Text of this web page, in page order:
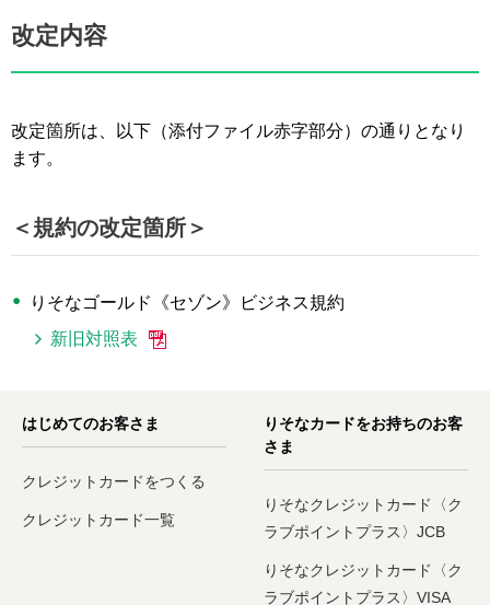
改定内容
改定箇所は、以下（添付ファイル赤字部分）の通りとなり
ます。
＜規約の改定箇所＞
りそなゴールド《セゾン》ビジネス規約
新旧対照表
はじめてのお客さま
クレジットカードをつくる
クレジットカード一覧
りそなカードをお持ちのお客
さま
りそなクレジットカード〈ク
ラブポイントプラス〉JCB
りそなクレジットカード〈ク
ラブポイントプラス〉VISA